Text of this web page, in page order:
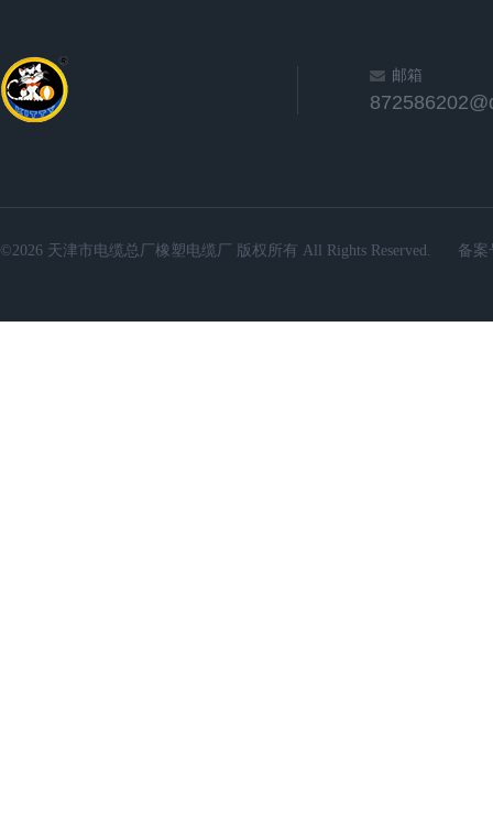
邮箱
©2026 天津市电缆总厂橡塑电缆厂 版权所有 All Rights Reserved. 备案